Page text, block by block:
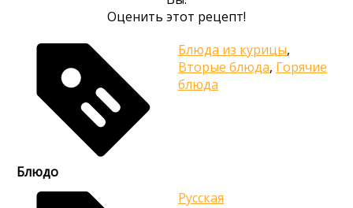
Оценить этот рецепт!
Блюдо
Блюда из курицы,
Вторые блюда, Горячие
блюда
Русская